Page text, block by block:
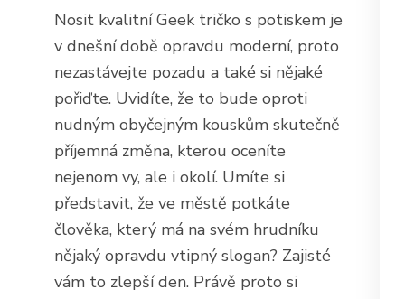
Nosit kvalitní Geek tričko s potiskem je
v dnešní době opravdu moderní, proto
nezastávejte pozadu a také si nějaké
pořiďte. Uvidíte, že to bude oproti
nudným obyčejným kouskům skutečně
příjemná změna, kterou oceníte
nejenom vy, ale i okolí. Umíte si
představit, že ve městě potkáte
člověka, který má na svém hrudníku
nějaký opravdu vtipný slogan? Zajisté
vám to zlepší den. Právě proto si